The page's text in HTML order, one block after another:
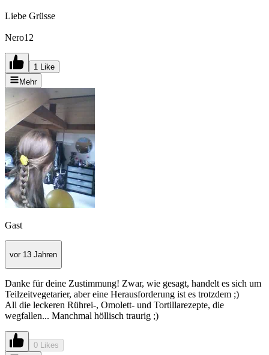
Liebe Grüsse
Nero12
1 Like
Mehr
Gast
vor 13 Jahren
Danke für deine Zustimmung! Zwar, wie gesagt, handelt es sich um
Teilzeitvegetarier, aber eine Herausforderung ist es trotzdem ;)
All die leckeren Rührei-, Omolett- und Tortillarezepte, die
wegfallen... Manchmal höllisch traurig ;)
0 Likes